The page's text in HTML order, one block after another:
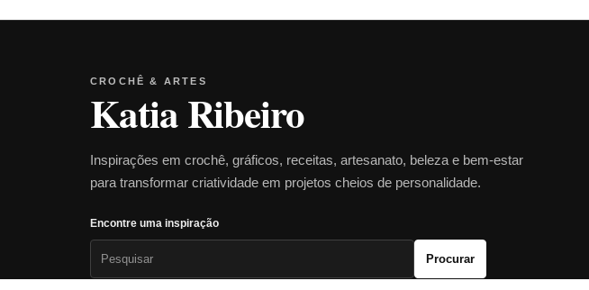
CROCHÊ & ARTES
Katia Ribeiro
Inspirações em crochê, gráficos, receitas, artesanato, beleza e bem-estar
para transformar criatividade em projetos cheios de personalidade.
Encontre uma inspiração
Procurar